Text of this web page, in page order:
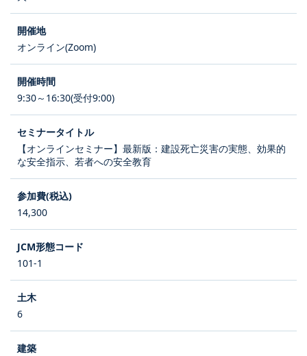
オンライン(Zoom)
9:30～16:30(受付9:00)
【オンラインセミナー】最新版：建設死亡災害の実態、効果的
な安全指示、若者への安全教育
14,300
101-1
6